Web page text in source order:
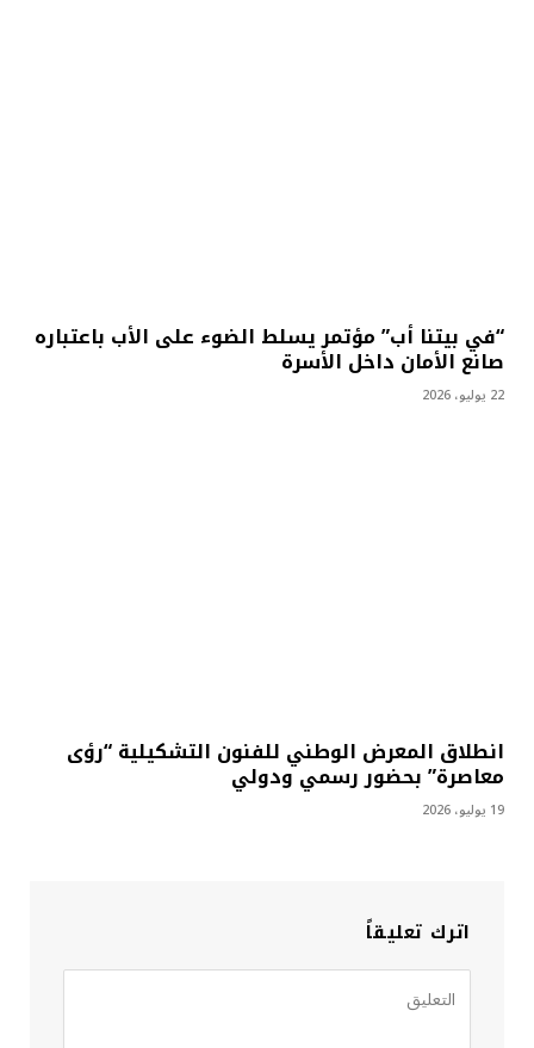
“في بيتنا أب” مؤتمر يسلط الضوء على الأب باعتباره
صانع الأمان داخل الأسرة
22 يوليو، 2026
انطلاق المعرض الوطني للفنون التشكيلية “رؤى
معاصرة” بحضور رسمي ودولي
19 يوليو، 2026
اترك تعليقاً